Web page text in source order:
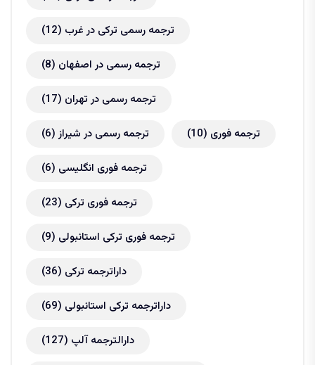
ترجمه رسمی ترکی در غرب (12)
ترجمه رسمی در اصفهان (8)
ترجمه رسمی در تهران (17)
ترجمه رسمی در شیراز(6) ترجمه فوری (10)
ترجمه فوری انگلیسی (6)
ترجمه فوری ترکی (23)
ترجمه فوری ترکی استانبولی (9)
داراترجمه ترکی (36)
داراترجمه ترکی استانبولی (69)
دارالترجمه آلپ (127)